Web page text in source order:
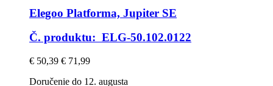
Elegoo Platforma, Jupiter SE
Č. produktu: ELG-50.102.0122
€ 50,39 € 71,99
Doručenie do 12. augusta